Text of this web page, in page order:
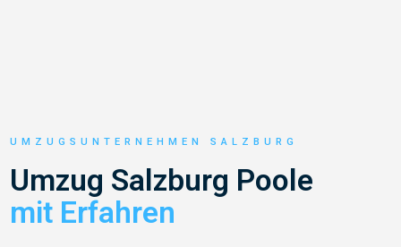
UMZUGSUNTERNEHMEN SALZBURG
Umzug Salzburg Poole
mit Erfahren